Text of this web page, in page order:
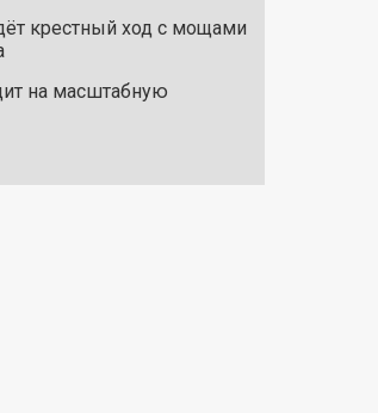
крестный ход с мощами
на масштабную